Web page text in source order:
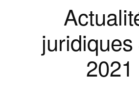
2021